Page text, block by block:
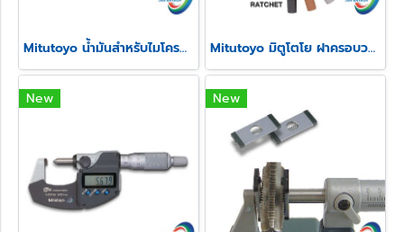
Mitutoyo น้ำมันสำหรับไมโครมิเตอร์ Mitutoyo มิตูโตโย ฝาครอบวงล้อและสปีดเดอร์ไมโครมิเตอร์
New New